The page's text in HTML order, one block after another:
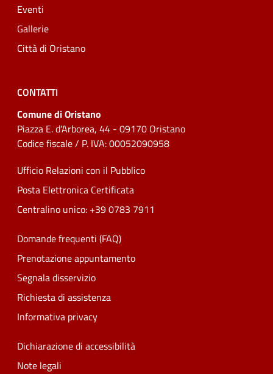
Eventi
Gallerie
Città di Oristano
CONTATTI
Comune di Oristano
Piazza E. d'Arborea, 44 - 09170 Oristano
Codice fiscale / P. IVA: 00052090958
Ufficio Relazioni con il Pubblico
Posta Elettronica Certificata
Centralino unico: +39 0783 7911
Domande frequenti (FAQ)
Prenotazione appuntamento
Segnala disservizio
Richiesta di assistenza
Informativa privacy
Dichiarazione di accessibilità
Note legali